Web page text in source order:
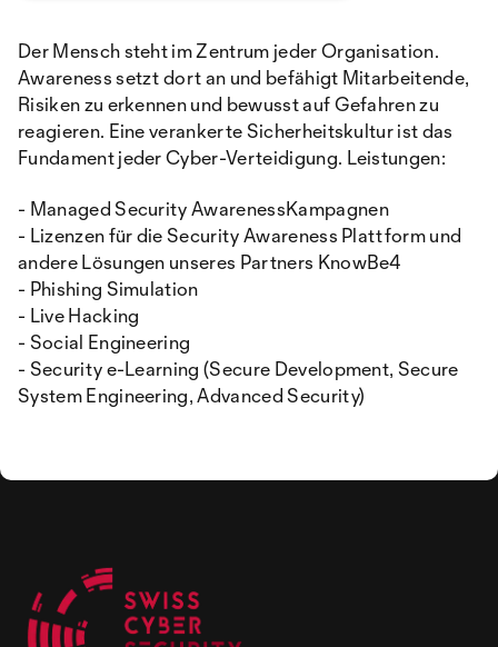
Der Mensch steht im Zentrum jeder Organisation.
Awareness setzt dort an und befähigt Mitarbeitende,
Risiken zu erkennen und bewusst auf Gefahren zu
reagieren. Eine verankerte Sicherheitskultur ist das
Fundament jeder Cyber-Verteidigung. Leistungen:
- Managed Security AwarenessKampagnen
- Lizenzen für die Security Awareness Plattform und
andere Lösungen unseres Partners KnowBe4
- Phishing Simulation
- Live Hacking
- Social Engineering
- Security e-Learning (Secure Development, Secure
System Engineering, Advanced Security)